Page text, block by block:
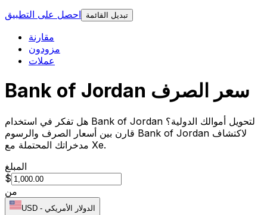
احصل على التطبيق
تبديل القائمة
مقارنة
مزودون
عملات
Bank of Jordan سعر الصرف
هل تفكر في استخدام Bank of Jordan لتحويل أموالك الدولية؟
قارن بين أسعار الصرف والرسوم Bank of Jordan لاكتشاف
مدخراتك المحتملة مع Xe.
المبلغ
$
من
USD - الدولار الأمريكي